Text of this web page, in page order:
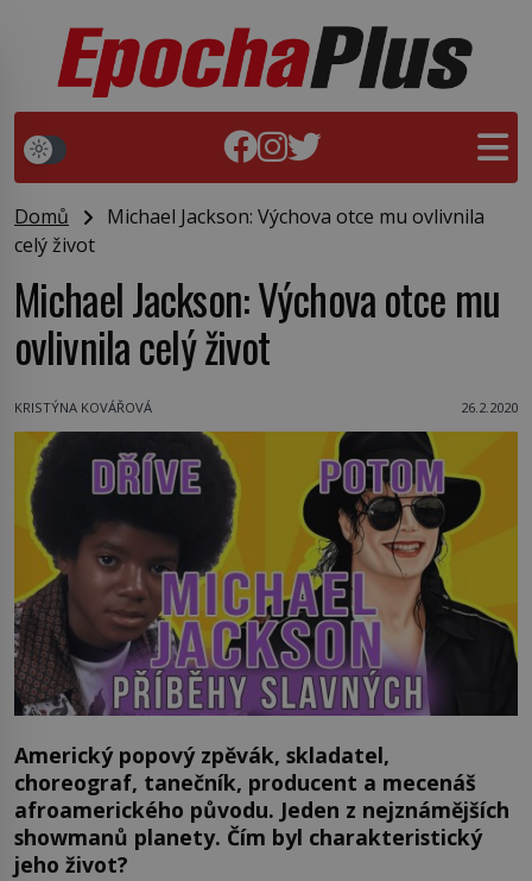
Domů
Michael Jackson: Výchova otce mu ovlivnila
celý život
Michael Jackson: Výchova otce mu
ovlivnila celý život
KRISTÝNA KOVÁŘOVÁ 26.2.2020
Americký popový zpěvák, skladatel,
choreograf, tanečník, producent a mecenáš
afroamerického původu. Jeden z nejznámějších
showmanů planety. Čím byl charakteristický
jeho život?